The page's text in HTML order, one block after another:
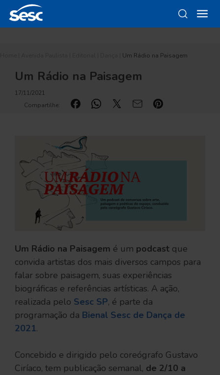
Um Rádio na Paisagem
Um Rádio na Paisagem
17/11/2021
Compartilhe:
Um Rádio na Paisagem é um podcast que
convida artistas dos mais diversos campos para
falar sobre paisagem, suas experiências
biográficas e referências artísticas. A ação,
realizada pelo Sesc SP, é parte da
programação da Bienal Sesc de Dança de
2021.
Concebido e dirigido pelo coreógrafo Gustavo
Ciríaco, tem publicação semanal, de 2/10 a